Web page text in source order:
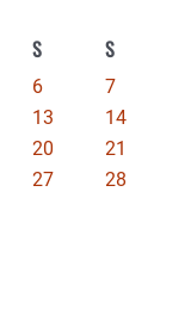
S S
6
7
13
14
20
21
27
28